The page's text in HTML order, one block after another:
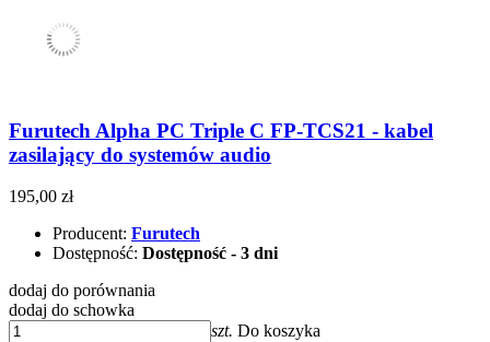
Furutech Alpha PC Triple C FP-TCS21 - kabel
zasilający do systemów audio
195,00 zł
Producent: Furutech
Dostępność: Dostępność - 3 dni
dodaj do porównania
dodaj do schowka
szt. Do koszyka